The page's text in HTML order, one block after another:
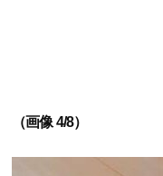
（画像 4/8）